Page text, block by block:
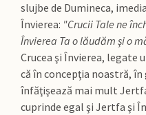
slujbe de Dumineca,
Învierea: "Crucii Tale ne
Învierea Ta o lăudăm şi o
Crucea şi Învierea, legate
că în concepţia noastră,
înfăţişează mai mult
cuprinde egal şi Jertfa şi